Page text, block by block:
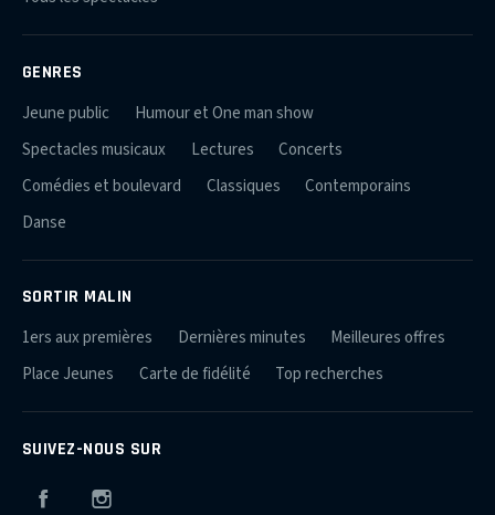
GENRES
Jeune public
Humour et One man show
Spectacles musicaux
Lectures
Concerts
Comédies et boulevard
Classiques
Contemporains
Danse
SORTIR MALIN
1ers aux premières Dernières minutes
Meilleures offres
Place Jeunes
Carte de fidélité Top recherches
SUIVEZ-NOUS SUR
Facebook